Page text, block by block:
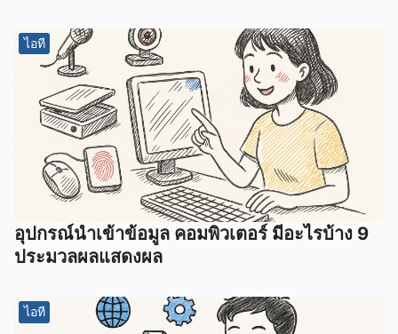
ไอที
อุปกรณ์นําเข้าข้อมูล คอมพิวเตอร์ มีอะไรบ้าง 9
ประมวลผลแสดงผล
ไอที